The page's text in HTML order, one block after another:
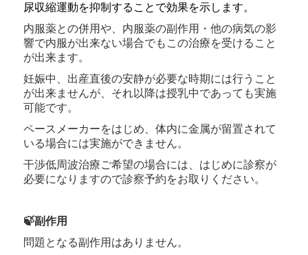
尿収縮運動を抑制することで効果を示します。
内服薬との併用や、内服薬の副作用・他の病気の影
響で内服が出来ない場合でもこの治療を受けること
が出来ます。
妊娠中、出産直後の安静が必要な時期には行うこと
が出来ませんが、それ以降は授乳中であっても実施
可能です。
ペースメーカーをはじめ、体内に金属が留置されて
いる場合には実施ができません。
干渉低周波治療ご希望の場合には、はじめに診察が
必要になりますので診察予約をお取りください。
🍃副作用
問題となる副作用はありません。